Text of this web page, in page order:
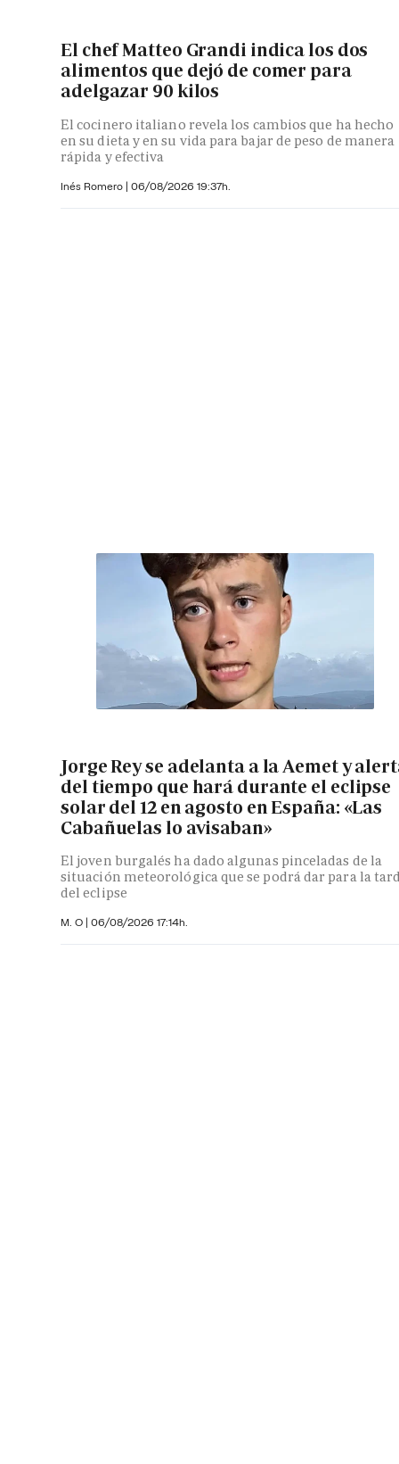
El chef Matteo Grandi indica los dos
alimentos que dejó de comer para
adelgazar 90 kilos
El cocinero italiano revela los cambios que ha hecho
en su dieta y en su vida para bajar de peso de manera
rápida y efectiva
Inés Romero | 06/08/2026 19:37h.
Jorge Rey se adelanta a la Aemet y
del tiempo que hará durante el eclipse
solar del 12 en agosto en España: «Las
Cabañuelas lo avisaban»
El joven burgalés ha dado algunas pinceladas de la
situación meteorológica que se podrá dar para la
del eclipse
M. O | 06/08/2026 17:14h.